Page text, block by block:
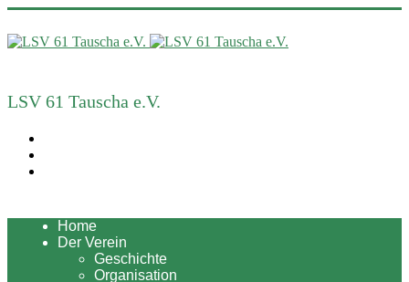
LSV 61 Tauscha e.V.
Home
Der Verein
Geschichte
Organisation